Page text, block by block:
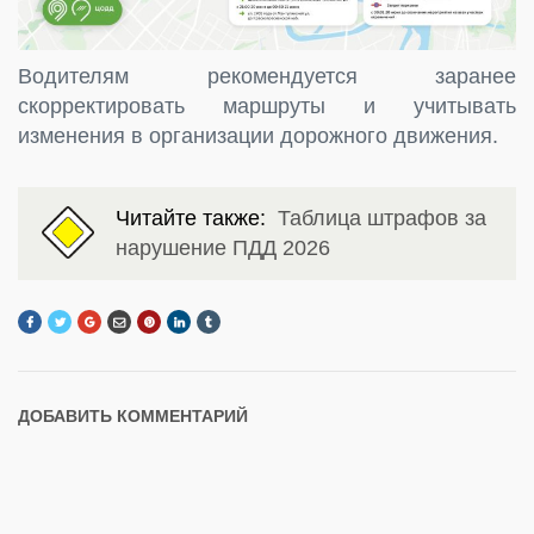
Водителям рекомендуется заранее
скорректировать маршруты и учитывать
изменения в организации дорожного движения.
Читайте также: Таблица штрафов за
нарушение ПДД 2026
ДОБАВИТЬ КОММЕНТАРИЙ